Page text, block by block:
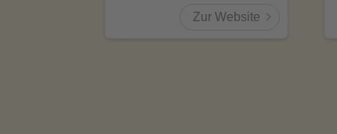
Zur Website